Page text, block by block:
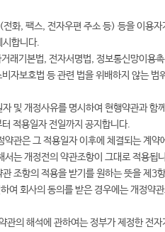
화, 팩스, 전자우편 주소 등) 등을 이용자
시합니다.
래기본법, 전자서명법, 정보통신망이용
자보호법 등 관련 법을 위배하지 않는 범
및 개정사유를 명시하여 현행약관과 함
적용일자 전일까지 공지합니다.
관은 그 적용일자 이후에 체결되는 계약
는 개정전의 약관조항이 그대로 적용됩
조항의 적용을 받기를 원하는 뜻을 제3
여 회사의 동의를 받은 경우에는 개정약
의 해석에 관하여는 정부가 제정한 전자